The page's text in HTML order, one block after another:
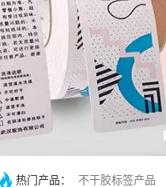
热门产品： 不干胶标签产品